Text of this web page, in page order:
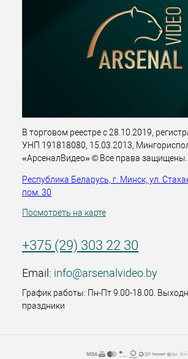
В торговом реестре с 28.10.2019,
УНП 191818080, 15.03.2013,
«АрсеналВидео» © Все права защищены.
Республика Беларусь, г. Минск, ул.
пом. 30
Посмотреть на карте
+375 (29) 303 22 30
Email: info@arsenalvideo.by
График работы: Пн-Пт 9.00-18.00.
праздники